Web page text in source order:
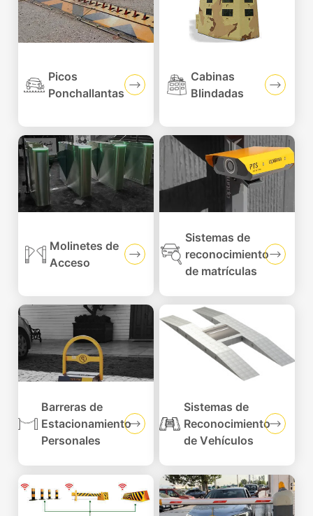
Picos
Ponchallantas
Cabinas
Blindadas
Molinetes de
Acceso
Sistemas de
reconocimiento
de matrículas
Barreras de
Estacionamiento
Personales
Sistemas de
Reconocimiento
de Vehículos